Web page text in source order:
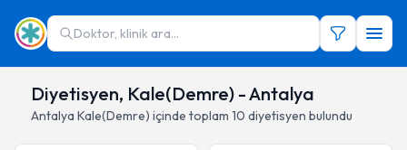
Doktor, klinik ara...
Diyetisyen, Kale(Demre) - Antalya
Antalya Kale(Demre) içinde toplam 10 diyetisyen bulundu